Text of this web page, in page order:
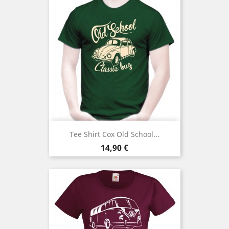
Tee Shirt Cox Old School...
Prix
14,90 €